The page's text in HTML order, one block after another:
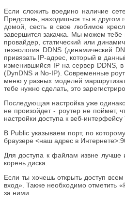
Если сложить воедино наличие
Представь, находишься ты в другом
домой, сесть в свое любимое
завершится закачка. Мы можем тебе
провайдер, статический или
технология DDNS (динамический
привязать IP-адрес, который в
изменившийся IP на сервер DDNS,
(DynDNS и No-IP). Современные
меню у разных моделей
тебе нужно сделать, это
Последующая настройка уже
не произойдет - роутер не поймет,
настройки доступа к веб-
В Public указываем порт, по
браузере <наш адрес в
Для доступа к файлам извне лучше
корень диска.
Если ты хочешь открыть доступ
вход». Также необходимо отметить
за ними.